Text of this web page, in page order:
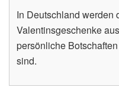
In Deutschland werden
Valentinsgeschenke
persönliche
sind.